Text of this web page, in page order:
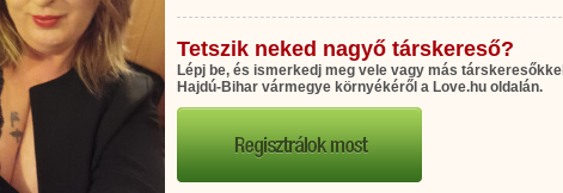
Tetszik neked nagyő társkereső?
Lépj be, és ismerkedj meg vele vagy más társkeresőkkel
Hajdú-Bihar vármegye környékéről a Love.hu oldalán.